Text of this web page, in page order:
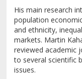
His main research
population
and ethnicity,
markets. Martin
reviewed academic
to several scientific
issues.